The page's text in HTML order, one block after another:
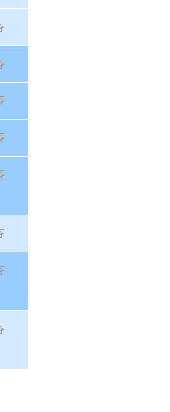
external)
external)
external)
external)
external)
external)